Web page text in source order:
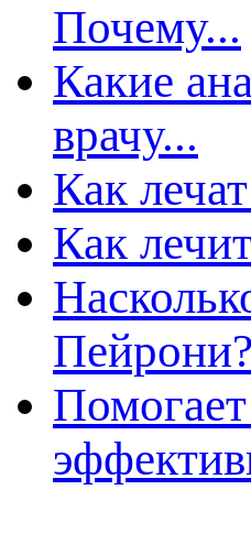
Почему...
Какие
рачу...
Как
Как